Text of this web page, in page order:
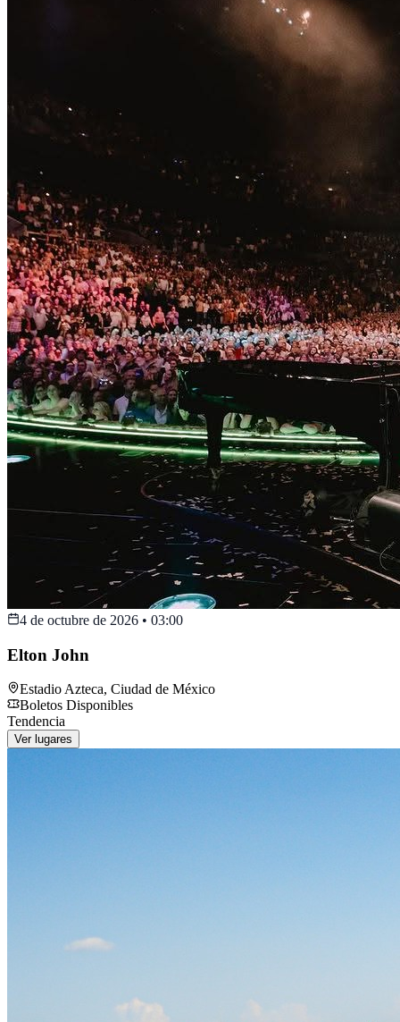
4 de octubre de 2026 • 03:00
Elton John
Estadio Azteca, Ciudad de México
Boletos Disponibles
Tendencia
Ver lugares